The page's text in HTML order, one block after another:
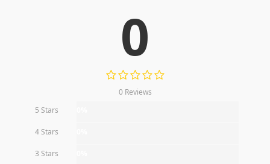
0
0 Reviews
5 Stars
4 Stars
3 Stars